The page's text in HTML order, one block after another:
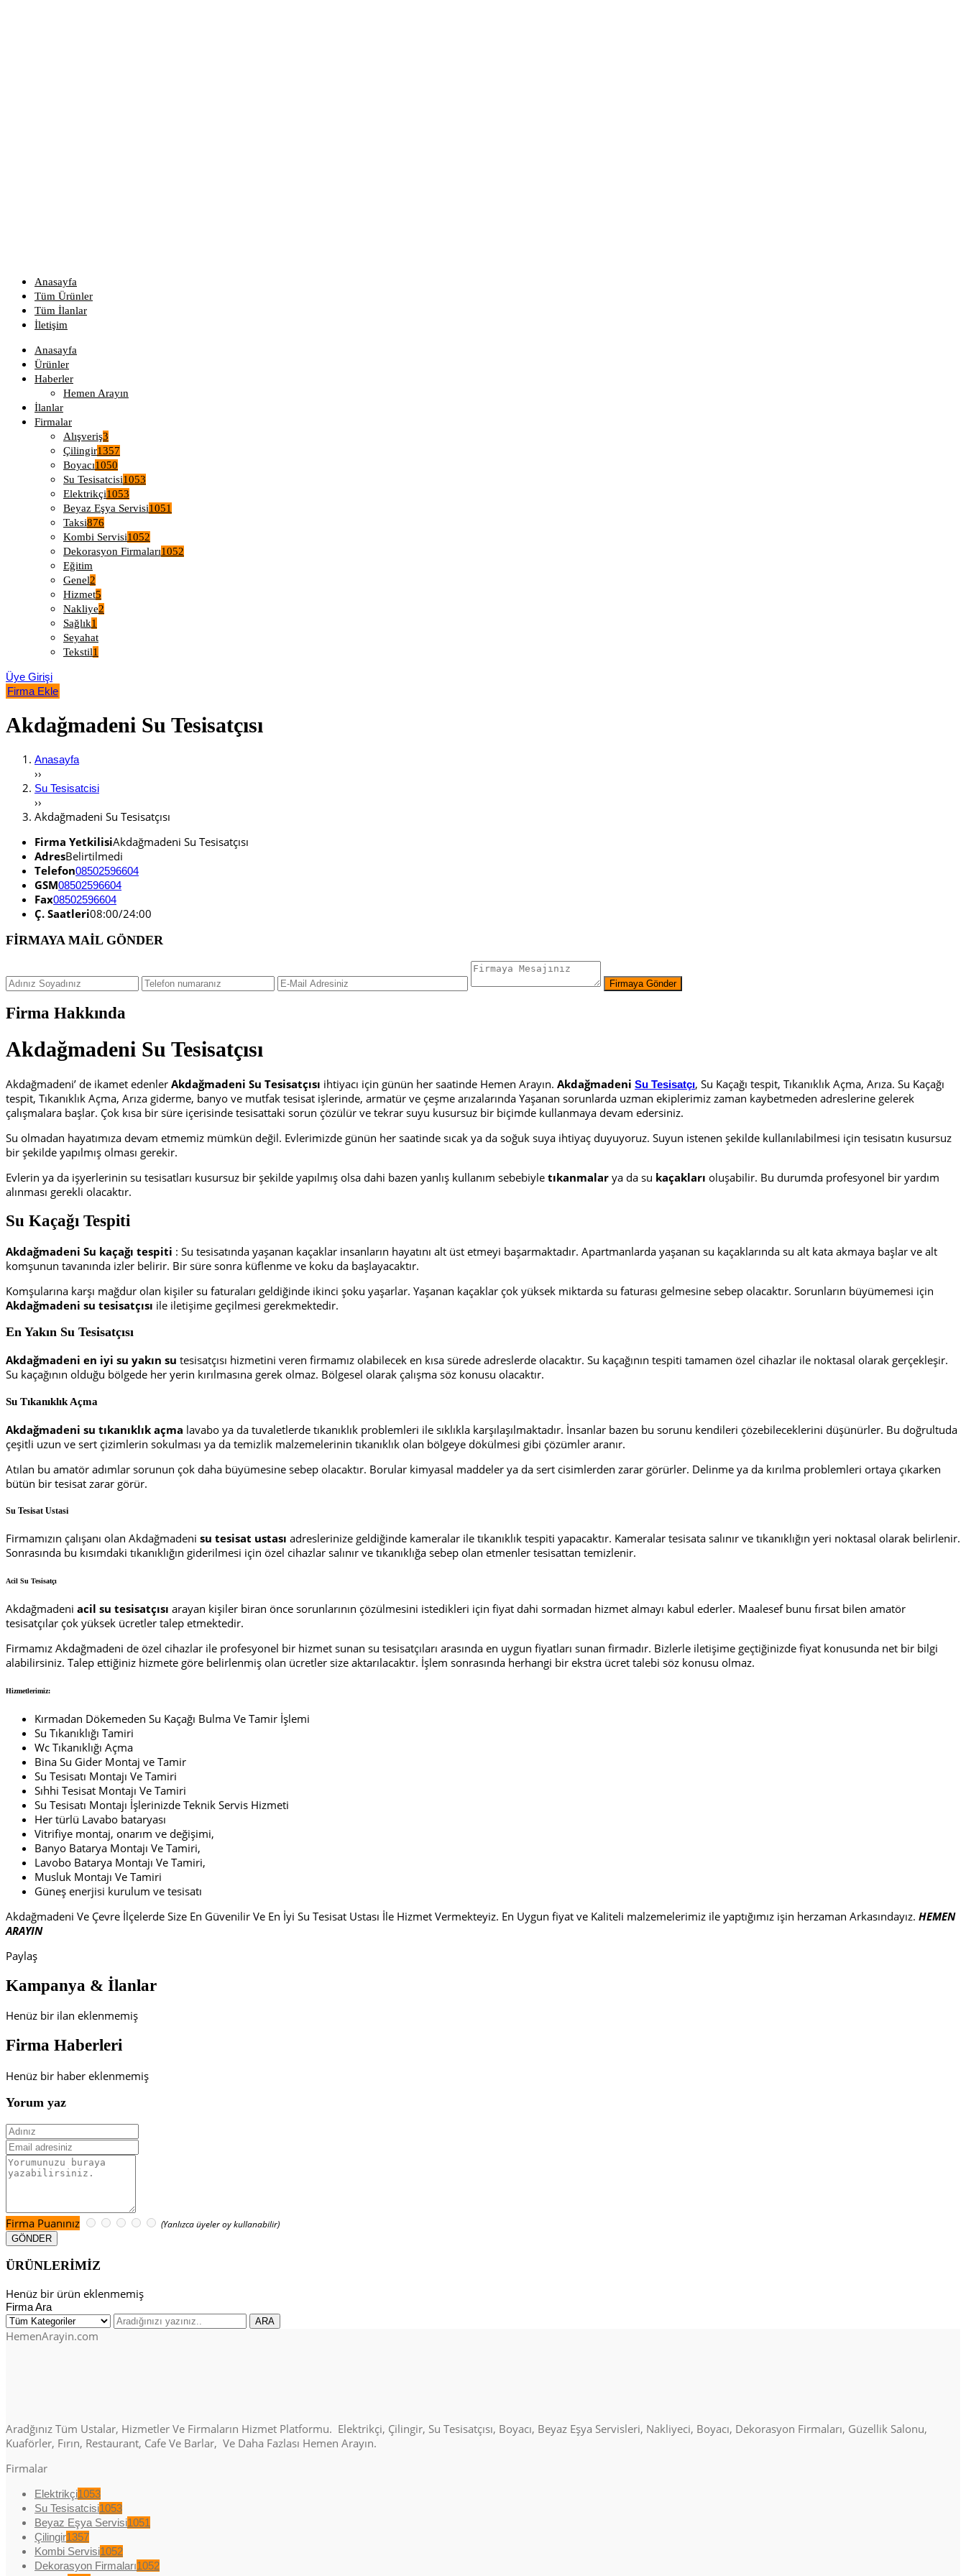
Anasayfa
Tüm Ürünler
Tüm İlanlar
İletişim
Anasayfa
Ürünler
Haberler
Hemen Arayın
İlanlar
Firmalar
Alışveriş3
Çilingir1357
Boyacı1050
Su Tesisatcisi1053
Elektrikçi1053
Beyaz Eşya Servisi1051
Taksi876
Kombi Servisi1052
Dekorasyon Firmaları1052
Eğitim
Genel2
Hizmet5
Nakliye2
Sağlık1
Seyahat
Tekstil1
Üye Girişi
Firma Ekle
Akdağmadeni Su Tesisatçısı
Anasayfa
››
Su Tesisatcisi
››
Akdağmadeni Su Tesisatçısı
Firma YetkilisiAkdağmadeni Su Tesisatçısı
AdresBelirtilmedi
Telefon08502596604
GSM08502596604
Fax08502596604
Ç. Saatleri08:00/24:00
FİRMAYA MAİL GÖNDER
Firma Hakkında
Akdağmadeni Su Tesisatçısı
Akdağmadeni’ de ikamet edenler Akdağmadeni Su Tesisatçısı ihtiyacı için günün her saatinde Hemen Arayın. Akdağmadeni Su Tesisatçı, Su Kaçağı tespit, Tıkanıklık Açma, Arıza. Su Kaçağı
tespit, Tıkanıklık Açma, Arıza giderme, banyo ve mutfak tesisat işlerinde, armatür ve çeşme arızalarında Yaşanan sorunlarda uzman ekiplerimiz zaman kaybetmeden adreslerine gelerek
çalışmalara başlar. Çok kısa bir süre içerisinde tesisattaki sorun çözülür ve tekrar suyu kusursuz bir biçimde kullanmaya devam edersiniz.
Su olmadan hayatımıza devam etmemiz mümkün değil. Evlerimizde günün her saatinde sıcak ya da soğuk suya ihtiyaç duyuyoruz. Suyun istenen şekilde kullanılabilmesi için tesisatın kusursuz
bir şekilde yapılmış olması gerekir.
Evlerin ya da işyerlerinin su tesisatları kusursuz bir şekilde yapılmış olsa dahi bazen yanlış kullanım sebebiyle tıkanmalar ya da su kaçakları oluşabilir. Bu durumda profesyonel bir yardım
alınması gerekli olacaktır.
Su Kaçağı Tespiti
Akdağmadeni Su kaçağı tespiti : Su tesisatında yaşanan kaçaklar insanların hayatını alt üst etmeyi başarmaktadır. Apartmanlarda yaşanan su kaçaklarında su alt kata akmaya başlar ve alt
komşunun tavanında izler belirir. Bir süre sonra küflenme ve koku da başlayacaktır.
Komşularına karşı mağdur olan kişiler su faturaları geldiğinde ikinci şoku yaşarlar. Yaşanan kaçaklar çok yüksek miktarda su faturası gelmesine sebep olacaktır. Sorunların büyümemesi için
Akdağmadeni su tesisatçısı ile iletişime geçilmesi gerekmektedir.
En Yakın Su Tesisatçısı
Akdağmadeni en iyi su yakın su tesisatçısı hizmetini veren firmamız olabilecek en kısa sürede adreslerde olacaktır. Su kaçağının tespiti tamamen özel cihazlar ile noktasal olarak gerçekleşir.
Su kaçağının olduğu bölgede her yerin kırılmasına gerek olmaz. Bölgesel olarak çalışma söz konusu olacaktır.
Su Tıkanıklık Açma
Akdağmadeni su tıkanıklık açma lavabo ya da tuvaletlerde tıkanıklık problemleri ile sıklıkla karşılaşılmaktadır. İnsanlar bazen bu sorunu kendileri çözebileceklerini düşünürler. Bu doğrultuda
çeşitli uzun ve sert çizimlerin sokulması ya da temizlik malzemelerinin tıkanıklık olan bölgeye dökülmesi gibi çözümler aranır.
Atılan bu amatör adımlar sorunun çok daha büyümesine sebep olacaktır. Borular kimyasal maddeler ya da sert cisimlerden zarar görürler. Delinme ya da kırılma problemleri ortaya çıkarken
bütün bir tesisat zarar görür.
Su Tesisat Ustasi
Firmamızın çalışanı olan Akdağmadeni su tesisat ustası adreslerinize geldiğinde kameralar ile tıkanıklık tespiti yapacaktır. Kameralar tesisata salınır ve tıkanıklığın yeri noktasal olarak belirlenir.
Sonrasında bu kısımdaki tıkanıklığın giderilmesi için özel cihazlar salınır ve tıkanıklığa sebep olan etmenler tesisattan temizlenir.
Acil Su Tesisatçı
Akdağmadeni acil su tesisatçısı arayan kişiler biran önce sorunlarının çözülmesini istedikleri için fiyat dahi sormadan hizmet almayı kabul ederler. Maalesef bunu fırsat bilen amatör
tesisatçılar çok yüksek ücretler talep etmektedir.
Firmamız Akdağmadeni de özel cihazlar ile profesyonel bir hizmet sunan su tesisatçıları arasında en uygun fiyatları sunan firmadır. Bizlerle iletişime geçtiğinizde fiyat konusunda net bir bilgi
alabilirsiniz. Talep ettiğiniz hizmete göre belirlenmiş olan ücretler size aktarılacaktır. İşlem sonrasında herhangi bir ekstra ücret talebi söz konusu olmaz.
Hizmetlerimiz:
Kırmadan Dökemeden Su Kaçağı Bulma Ve Tamir İşlemi
Su Tıkanıklığı Tamiri
Wc Tıkanıklığı Açma
Bina Su Gider Montaj ve Tamir
Su Tesisatı Montajı Ve Tamiri
Sıhhi Tesisat Montajı Ve Tamiri
Su Tesisatı Montajı İşlerinizde Teknik Servis Hizmeti
Her türlü Lavabo bataryası
Vitrifiye montaj, onarım ve değişimi,
Banyo Batarya Montajı Ve Tamiri,
Lavobo Batarya Montajı Ve Tamiri,
Musluk Montajı Ve Tamiri
Güneş enerjisi kurulum ve tesisatı
Akdağmadeni Ve Çevre İlçelerde Size En Güvenilir Ve En İyi Su Tesisat Ustası İle Hizmet Vermekteyiz. En Uygun fiyat ve Kaliteli malzemelerimiz ile yaptığımız işin herzaman Arkasındayız. HEMEN
ARAYIN
Paylaş
Kampanya & İlanlar
Henüz bir ilan eklenmemiş
Firma Haberleri
Henüz bir haber eklenmemiş
Yorum yaz
Firma Puanınız (Yanlızca üyeler oy kullanabilir)
ÜRÜNLERİMİZ
Henüz bir ürün eklenmemiş
Firma Ara
HemenArayin.com
Aradğınız Tüm Ustalar, Hizmetler Ve Firmaların Hizmet Platformu. Elektrikçi, Çilingir, Su Tesisatçısı, Boyacı, Beyaz Eşya Servisleri, Nakliyeci, Boyacı, Dekorasyon Firmaları, Güzellik Salonu,
Kuaförler, Fırın, Restaurant, Cafe Ve Barlar, Ve Daha Fazlası Hemen Arayın.
Firmalar
Elektrikçi1053
Su Tesisatcisi1053
Beyaz Eşya Servisi1051
Çilingir1357
Kombi Servisi1052
Dekorasyon Firmaları1052